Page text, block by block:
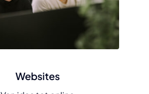
Websites